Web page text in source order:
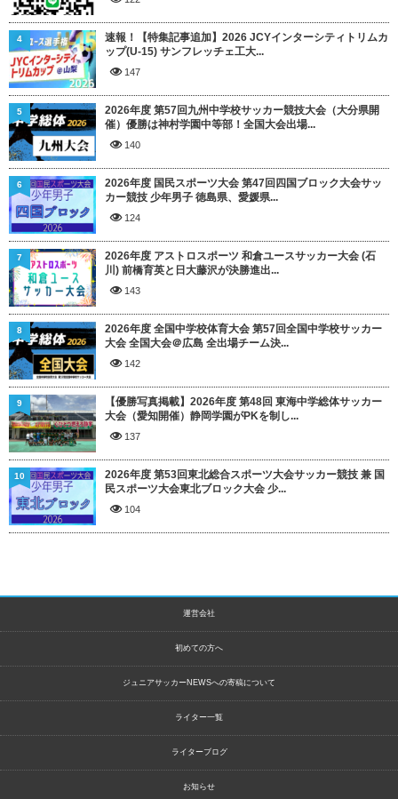
速報！【特集記事追加】2026 JCYインターシティトリムカ
ップ(U-15) サンフレッチェ工大...
147
4
2026年度 第57回九州中学校サッカー競技大会（大分県開
催）優勝は神村学園中等部！全国大会出場...
140
5
2026年度 国民スポーツ大会 第47回四国ブロック大会サッ
カー競技 少年男子 徳島県、愛媛県...
124
6
2026年度 アストロスポーツ 和倉ユースサッカー大会 (石
川) 前橋育英と日大藤沢が決勝進出...
143
7
2026年度 全国中学校体育大会 第57回全国中学校サッカー
大会 全国大会＠広島 全出場チーム決...
142
8
【優勝写真掲載】2026年度 第48回 東海中学総体サッカー
大会（愛知開催）静岡学園がPKを制し...
137
9
2026年度 第53回東北総合スポーツ大会サッカー競技 兼 国
民スポーツ大会東北ブロック大会 少...
104
10
運営会社
初めての方へ
ジュニアサッカーNEWSへの寄稿について
ライター一覧
ライターブログ
お知らせ